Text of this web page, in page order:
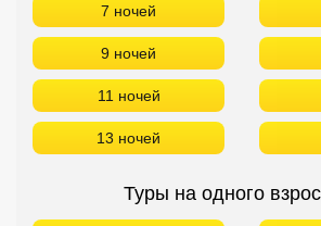
7 ночей
9 ночей
11 ночей
13 ночей
Туры на одного